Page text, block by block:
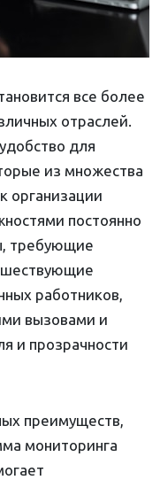
все более
отраслей.
для
из множества
организации
постоянно
требующие
работников,
вызовами и
и прозрачности
преимуществ,
мониторинга